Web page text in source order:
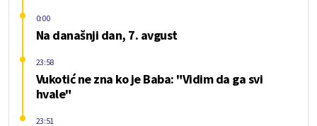
Na današnji dan, 7. avgust
0:00
Vukotić ne zna ko je Baba: "Vidim da ga svi
hvale"
23:58
23:51